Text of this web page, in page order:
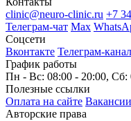
clinic@neuro-clinic.ru +7
Телеграм-чат Max
Соцсети
Вконтакте Телеграм-канал
График работы
Пн - Вс: 08:00 - 20:00, Сб:
Полезные ссылки
Оплата на сайте Вакансии
Авторские права